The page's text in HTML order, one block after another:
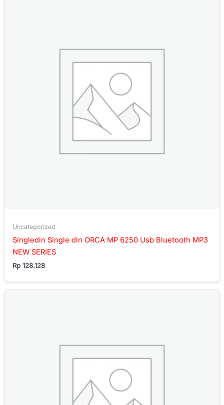
Uncategorized
Singledin Single din ORCA MP 6250 Usb Bluetooth MP3
NEW SERIES
Rp 128.128